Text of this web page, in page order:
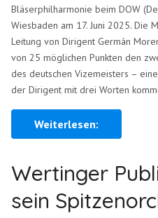
Bläserphilharmonie beim DOW
Wiesbaden am 17. Juni 2025. Die
Leitung von Dirigent Germán
von 25 möglichen Punkten den
des deutschen Vizemeisters –
der Dirigent mit drei Worten
Weiterlesen:
Wertinger
sein